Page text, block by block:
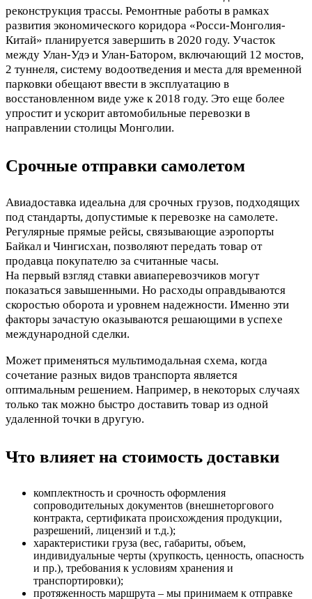
реконструкция трассы. Ремонтные работы в рамках
развития экономического коридора «Росси-Монголия-
Китай» планируется завершить в 2020 году. Участок
между Улан-Удэ и Улан-Батором, включающий 12 мостов,
2 туннеля, систему водоотведения и места для временной
парковки обещают ввести в эксплуатацию в
восстановленном виде уже к 2018 году. Это еще более
упростит и ускорит автомобильные перевозки в
направлении столицы Монголии.
Срочные отправки самолетом
Авиадоставка идеальна для срочных грузов, подходящих
под стандарты, допустимые к перевозке на самолете.
Регулярные прямые рейсы, связывающие аэропорты
Байкал и Чингисхан, позволяют передать товар от
продавца покупателю за считанные часы.
На первый взгляд ставки авиаперевозчиков могут
показаться завышенными. Но расходы оправдываются
скоростью оборота и уровнем надежности. Именно эти
факторы зачастую оказываются решающими в успехе
международной сделки.
Может применяться мультимодальная схема, когда
сочетание разных видов транспорта является
оптимальным решением. Например, в некоторых случаях
только так можно быстро доставить товар из одной
удаленной точки в другую.
Что влияет на стоимость доставки
комплектность и срочность оформления
сопроводительных документов (внешнеторгового
контракта, сертификата происхождения продукции,
разрешений, лицензий и т.д.);
характеристики груза (вес, габариты, объем,
индивидуальные черты (хрупкость, ценность, опасность
и пр.), требования к условиям хранения и
транспортировки);
протяженность маршрута – мы принимаем к отправке